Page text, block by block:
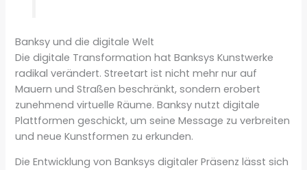
Banksy und die digitale Welt
Die digitale Transformation hat Banksys Kunstwerke
radikal verändert. Streetart ist nicht mehr nur auf
Mauern und Straßen beschränkt, sondern erobert
zunehmend virtuelle Räume. Banksy nutzt digitale
Plattformen geschickt, um seine Message zu verbreiten
und neue Kunstformen zu erkunden.
Die Entwicklung von Banksys digitaler Präsenz lässt sich